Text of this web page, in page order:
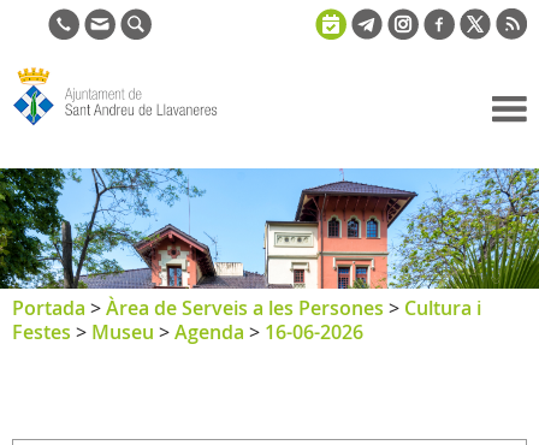
de Sant
Andreu de
Llavaneres
Portada >Àrea de Serveis a les Persones > Cultura i
Festes > Museu >Agenda > 16-06-2026